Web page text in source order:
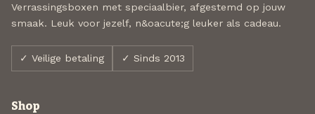
Verrassingsboxen met speciaalbier, afgestemd op jouw
smaak. Leuk voor jezelf, n&oacute;g leuker als cadeau.
✓ Veilige betaling ✓ Sinds 2013
Shop